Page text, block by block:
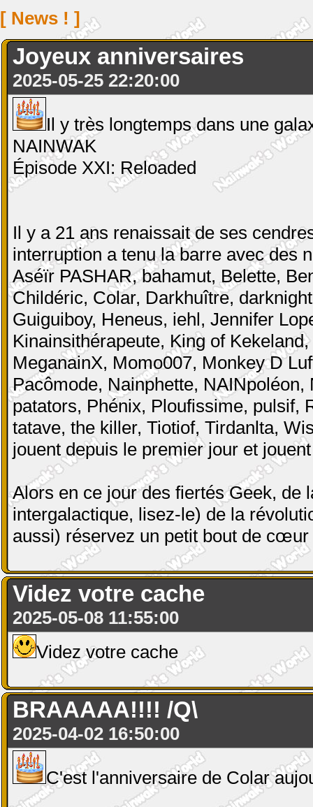
[ News ! ]
Joyeux anniversaires
2025-05-25 22:20:00
Il y très longtemps dans une
NAINWAK
Épisode XXI: Reloaded
Il y a 21 ans renaissait de ses
interruption a tenu la barre avec des
Aséïr PASHAR, bahamut, Belette,
Childéric, Colar, Darkhuître,
Guiguiboy, Heneus, iehl, Jennifer
Kinainsithérapeute, King of
MeganainX, Momo007, Monkey D
Pacômode, Nainphette,
patators, Phénix, Ploufissime, pulsif,
tatave, the killer, Tiotiof, Tirdanlta,
jouent depuis le premier jour et
Alors en ce jour des fiertés Geek, de
intergalactique, lisez-le) de la
aussi) réservez un petit bout de
Videz votre cache
2025-05-08 11:55:00
Videz votre cache
BRAAAAA!!!! /Q\
2025-04-02 16:50:00
C'est l'anniversaire de Colar